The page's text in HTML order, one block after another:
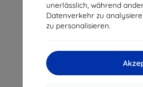
unerlässlich, während
Datenverkehr zu
zu personalisieren.